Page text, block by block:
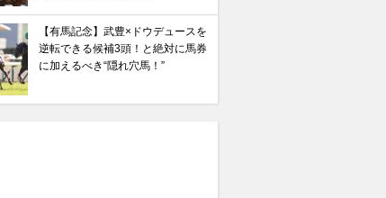
【有馬記念】武豊×ドウデュースを
逆転できる候補3頭！と絶対に馬券
に加えるべき“隠れ穴馬！”